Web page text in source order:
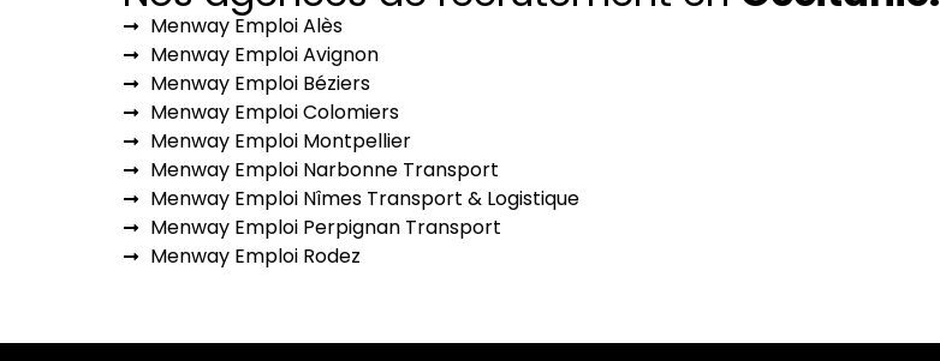
Menway Emploi Alès
Menway Emploi Avignon
Menway Emploi Béziers
Menway Emploi Colomiers
Menway Emploi Montpellier
Menway Emploi Narbonne Transport
Menway Emploi Nîmes Transport & Logistique
Menway Emploi Perpignan Transport
Menway Emploi Rodez